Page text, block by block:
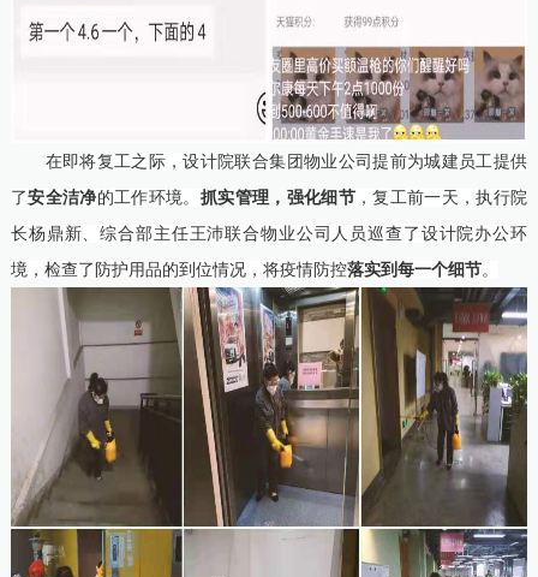
在即将复工之际，设计院联合集团物业公司提前为城建员工提供
了安全洁净的工作环境。 抓实管理，强化细节，复工前一天，执行院
长杨鼎新、综合部主任王沛联合物业公司人员巡查了设计院办公环
境，检查了防护用品的到位情况，将疫情防控落实到每一个细节。